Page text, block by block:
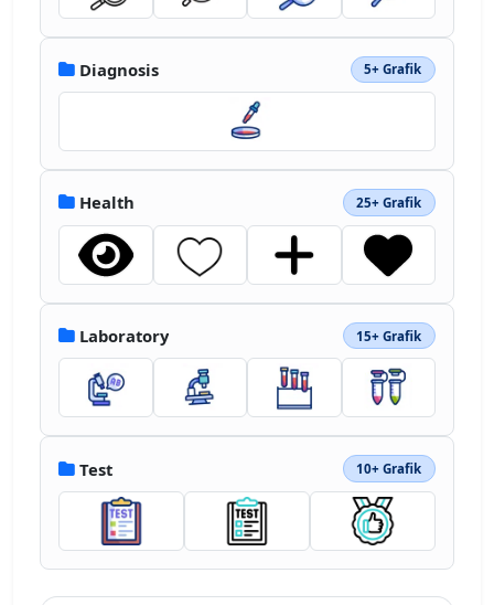
Diagnosis 5+ Grafik
Health 25+ Grafik
Laboratory 15+ Grafik
Test 10+ Grafik